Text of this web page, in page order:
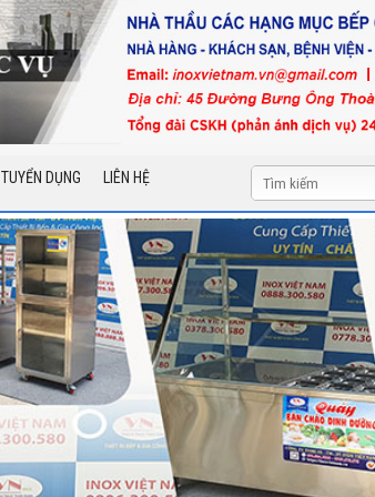
TUYỂN DỤNG LIÊN HỆ
Tìm
kiếm: